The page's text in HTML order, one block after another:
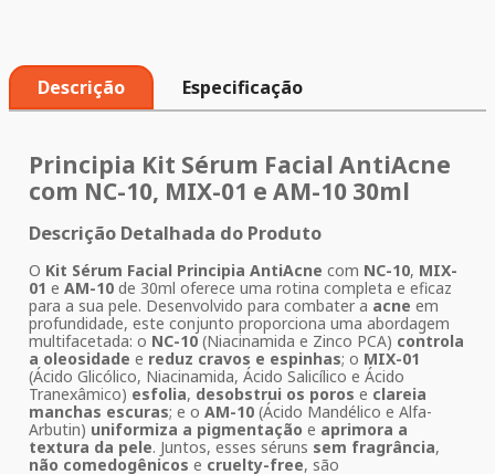
Descrição Especificação
Principia Kit Sérum Facial AntiAcne
com NC-10, MIX-01 e AM-10 30ml
Descrição Detalhada do Produto
O Kit Sérum Facial Principia AntiAcne com NC-10, MIX-
01 e AM-10 de 30ml oferece uma rotina completa e eficaz
para a sua pele. Desenvolvido para combater a acne em
profundidade, este conjunto proporciona uma abordagem
multifacetada: o NC-10(Niacinamida e Zinco PCA) controla
a oleosidade e reduz cravos e espinhas; o MIX-01
(Ácido Glicólico, Niacinamida, Ácido Salicílico e Ácido
Tranexâmico) esfolia, desobstrui os poros e clareia
manchas escuras; e o AM-10 (Ácido Mandélico e Alfa-
Arbutin) uniformiza a pigmentação e aprimora a
textura da pele. Juntos, esses séruns sem fragrância,
não comedogênicos e cruelty-free, são